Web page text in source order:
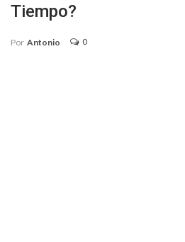
Tiempo?
Por Antonio 0